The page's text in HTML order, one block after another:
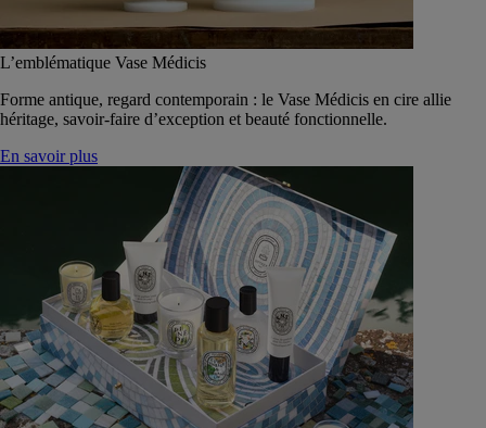
L’emblématique Vase Médicis
Forme antique, regard contemporain : le Vase Médicis en cire allie
héritage, savoir-faire d’exception et beauté fonctionnelle.
En savoir plus